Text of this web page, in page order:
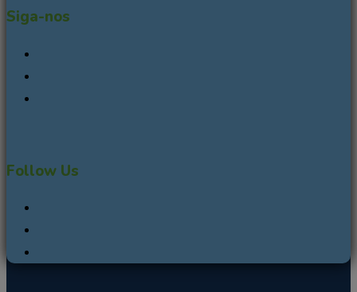
Siga-nos
Follow Us